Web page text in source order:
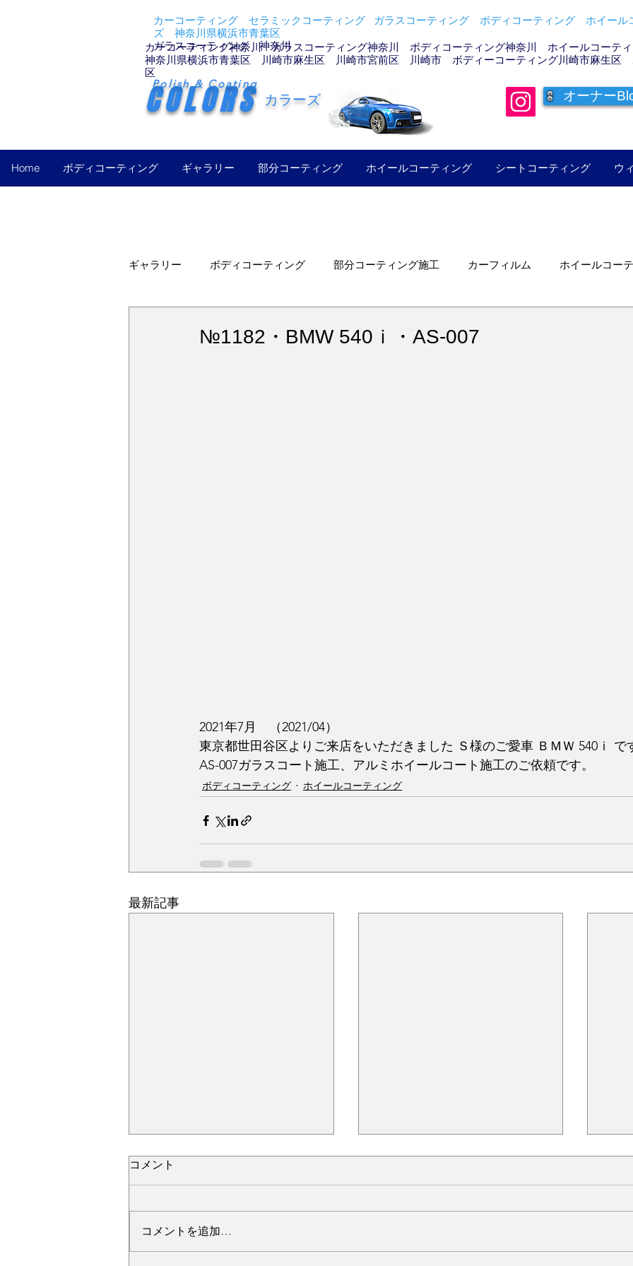
カーコーティング セラミックコーティング ガラスコーティング ボディコーティング ホイー
ズ 神奈川県横浜市青葉区
ガラスコーティング 神奈川
カーコーティング神奈川 ガラスコーティング神奈川 ボディコーティング神奈川 ホイールコーテ
神奈川県横浜市青葉区 川崎市麻生区 川崎市宮前区 川崎市 ボディーコーティング川崎市麻生区
区
COLORS
Polish & Coating
カラーズ オーナー
Home ボディコーティング ギャラリー 部分コーティング ホイールコーティング シートコーティング ウ
ギャラリー ボディコーティング 部分コーティング施工 カーフィルム ホイールコー
№1182・BMW 540ｉ・AS-007
2021年7月　（2021/04）
東京都世田谷区よりご来店をいただきました Ｓ様のご愛車 ＢＭＷ 540ｉ で
AS-007ガラスコート施工、アルミホイールコート施工のご依頼です。
ボディコーティング ホイールコーティング
最新記事
コメント
コメントを追加…